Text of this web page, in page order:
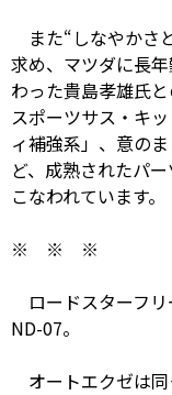
また“しなやかさ
求め、マツダに長
わった貴島孝雄氏
スポーツサス・キ
ィ補強系」、意の
ど、成熟されたパ
こなわれています。
※ ※ ※
ロードスターフ
ND-07。
オートエクゼは